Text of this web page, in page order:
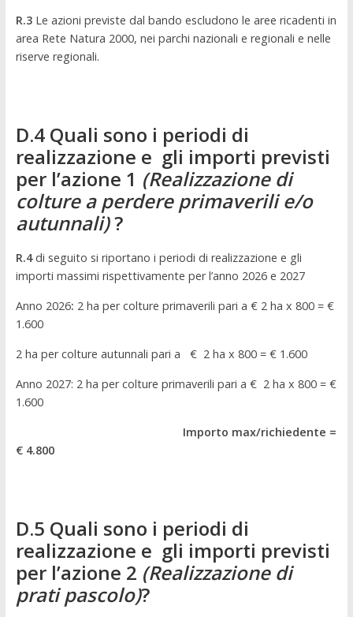
R.3Le azioni previste dal bando escludono le aree ricadenti in
area Rete Natura 2000, nei parchi nazionali e regionali e nelle
riserve regionali.
D.4 Quali sono i periodi di
realizzazione e gli importi previsti
per l’azione 1 (Realizzazione di
colture a perdere primaverili e/o
autunnali)?
R.4di seguito si riportano i periodi di realizzazione e gli
importi massimi rispettivamente per l’anno 2026 e 2027
Anno 2026: 2 ha per colture primaverili pari a € 2 ha x 800 = €
1.600
2 ha per colture autunnali pari a € 2 ha x 800 = € 1.600
Anno 2027: 2 ha per colture primaverili pari a € 2 ha x 800 = €
1.600
Importo max/richiedente =
€ 4.800
D.5 Quali sono i periodi di
realizzazione e gli importi previsti
per l’azione 2 (Realizzazione di
prati pascolo)?